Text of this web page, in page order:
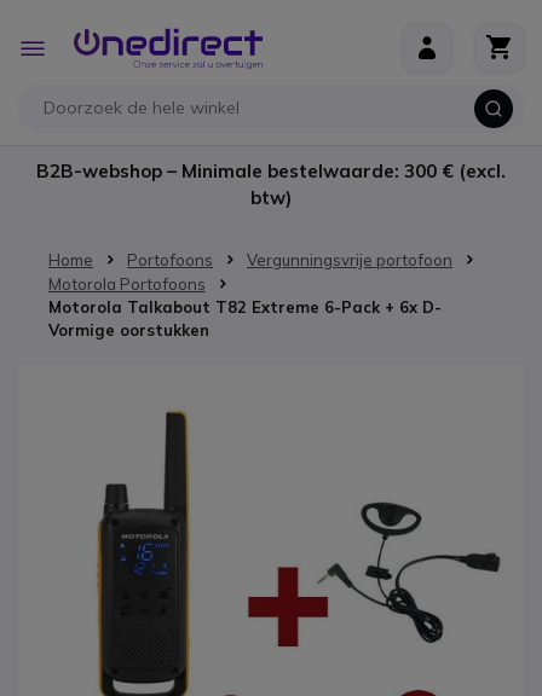
Toggle
Nav
B2B-webshop – Minimale bestelwaarde: 300 € (excl.
btw)
Home Portofoons
Vergunningsvrije portofoon
Motorola Portofoons
Motorola Talkabout T82 Extreme 6-Pack + 6x D-
Vormige oorstukken